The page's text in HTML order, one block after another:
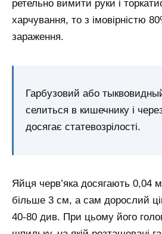
ретельно вимити руки і
харчування, то з імовірністю
зараження.
Гарбузовий або
селиться в кишечнику і
досягає статевозрілості.
Яйця черв’яка досягають
більше 3 см, а сам дорослий
40-80 див. При цьому його